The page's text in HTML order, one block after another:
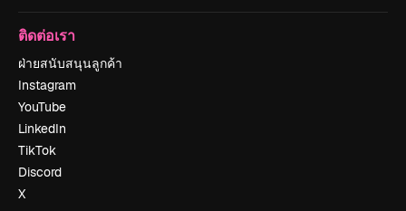
ติดต่อเรา
ฝ่ายสนับสนุนลูกค้า
Instagram
YouTube
LinkedIn
TikTok
Discord
X